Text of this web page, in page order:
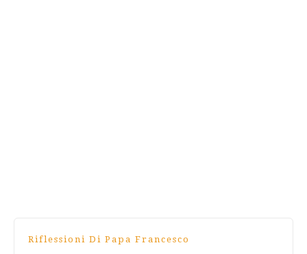
Riflessioni Di Papa Francesco